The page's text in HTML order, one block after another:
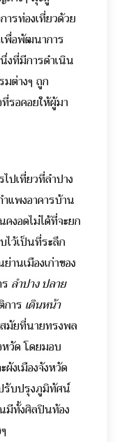
ารท่องเที่ยวด้วย
พื่อพัฒนาการ
งที่มีการดำเนิน
ต่างๆ ถูก
รอคอยให้ผู้มา
ปเที่ยวที่ลำปาง
แพงอาคารบ้าน
คงอดไม่ได้ที่จะยก
ว้เป็นที่ระลึก
านเมืองเก่าของ
ลำปาง ปลาย
าร เดินหน้า
สมัยที่นายทรงพล
วัด โดยมอบ
งเมืองจังหวัด
รับปรุงภูมิทัศน์
มีทั้งศิลปินท้อง